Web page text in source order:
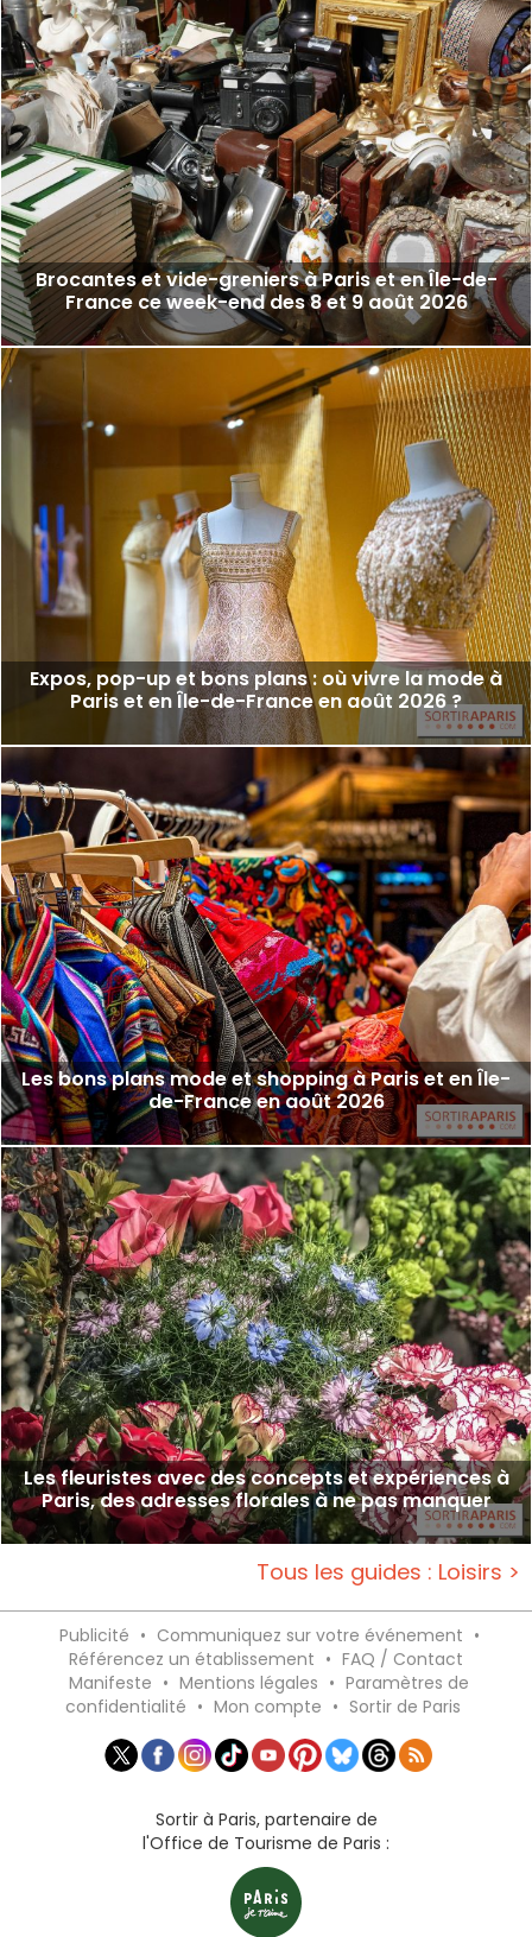
Brocantes et vide-greniers à Paris et en Île-de-
France ce week-end des 8 et 9 août 2026
Expos, pop-up et bons plans : où vivre la mode à
Paris et en Île-de-France en août 2026 ?
Les bons plans mode et shopping à Paris et en Île-
de-France en août 2026
Les fleuristes avec des concepts et expériences à
Paris, des adresses florales à ne pas manquer
Tous les guides : Loisirs >
Publicité • Communiquez sur votre événement •
Référencez un établissement • FAQ / Contact
Manifeste • Mentions légales • Paramètres de
confidentialité • Mon compte • Sortir de Paris
Sortir à Paris, partenaire de
l'Office de Tourisme de Paris :